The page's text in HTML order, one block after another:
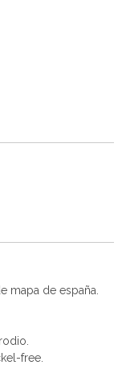
mapa de españa.
free.